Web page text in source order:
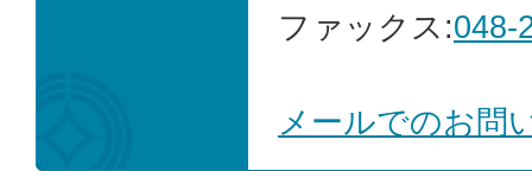
ファックス:048-
メールでのお問